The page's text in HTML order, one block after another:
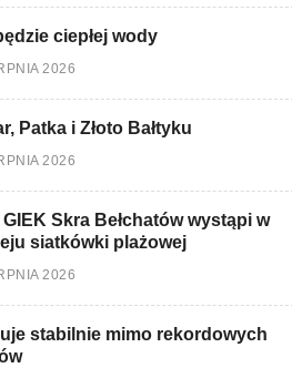
ciepłej wody
2026
Patka i Złoto Bałtyku
2026
GIEK Skra Bełchatów wystąpi w
siatkówki plażowej
2026
stabilnie mimo rekordowych